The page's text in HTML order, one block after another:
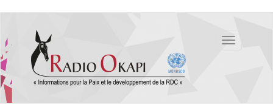
contenu
principal
Toggle